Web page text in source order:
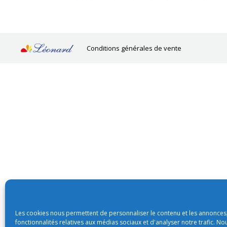
Les cookies nous permettent de personnaliser le contenu et les
fonctionnalités relatives aux médias sociaux et d'analyser notre trafic.
Conditions générales de vente